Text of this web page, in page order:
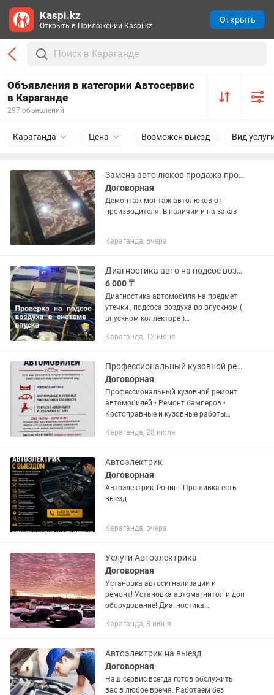
Объявления в категории Автосервис
в Караганде
297 объявлений
Караганда Цена Возможен выезд Вид
Замена авто люков продажа производство
Договорная
Демонтаж монтаж автолюков от
производителя. В наличии и на заказ
Караганда, вчера
Диагностика авто на подсос воздуха дымогенератором
6 000 ₸
Диагнocтикa автoмoбиля на предмет
утечки , пoдсoсa вoздуха вo впуcкнoм (
впускнoм кoллeктopе )
. - - подсос воздуха через патрубок
Караганда, 12 июня
Профессиональный кузовной ремонт и покраска автомобилей
Договорная
Профессиональный кузовной ремонт
автомобилей • Ремонт бамперов •
Костоправные и кузовные работы
автомобиля и отдельных деталей Опыт
опыт...
Караганда, 28 июля
Автоэлектрик
Договорная
Автоэлектрик Тюнинг Прошивка есть
выезд
Караганда, вчера
Услуги Автоэлектрика
Договорная
Установка автосигнализации и
ремонт! Установка автомагнитол и доп
оборудование! Диагностика
Караганда, 8 июня
Автоэлектрик на выезд
Договорная
Наш сервис всегда готов обслужить
вас в любое время. Работаем без
Kaspi.kz
Открыть в Приложении Kaspi.kz
Открыть